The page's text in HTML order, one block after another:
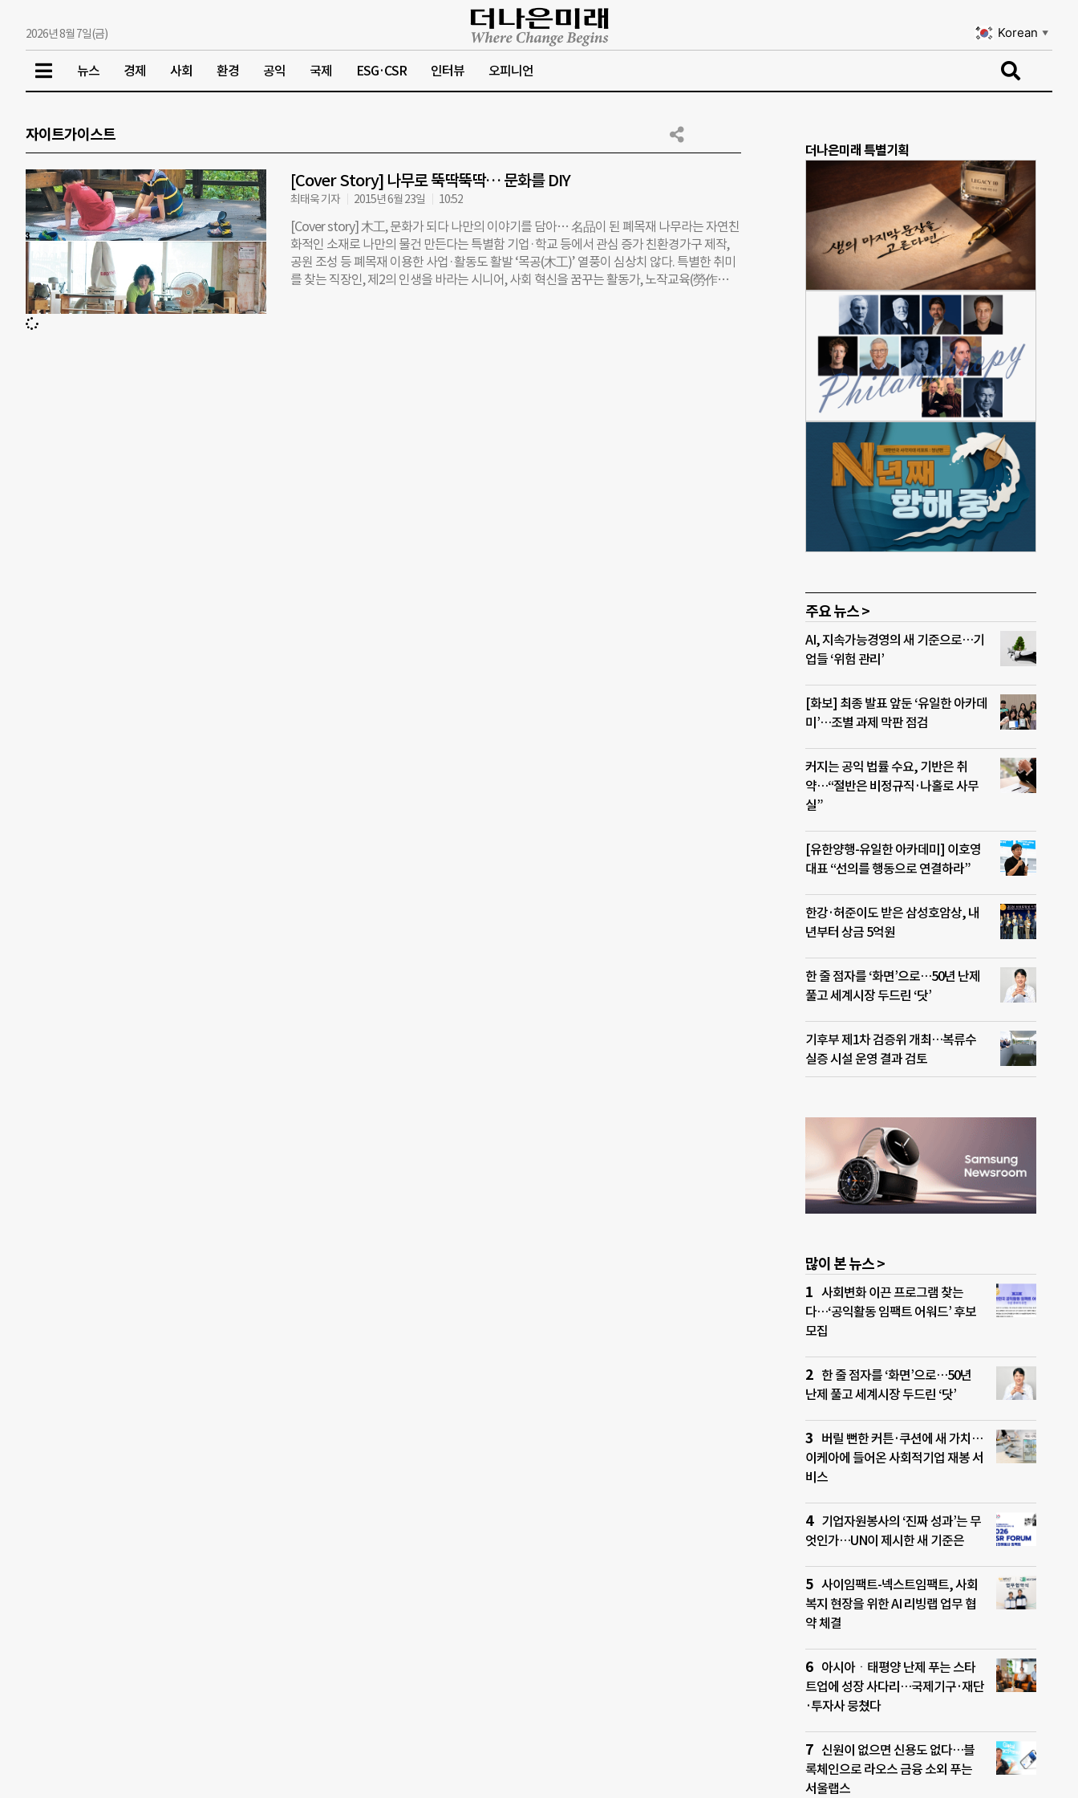
2026년 8월 7일(금) Korean ▼
뉴스 경제 사회 환경 공익 국제 ESG·CSR 인터뷰 오피니언
자이트가이스트
[Cover Story] 나무로 뚝딱뚝딱… 문화를 DIY
최태욱 기자 2015년 6월 23일 10:52
[Cover story] 木工, 문화가 되다 나만의 이야기를 담아… 名品이 된 폐목재 나무라는 자연친
화적인 소재로 나만의 물건 만든다는 특별함 기업·학교 등에서 관심 증가 친환경가구 제작,
공원 조성 등 폐목재 이용한 사업·활동도 활발 ‘목공(木工)’ 열풍이 심상치 않다. 특별한 취미
를 찾는 직장인, 제2의 인생을 바라는 시니어, 사회 혁신을 꿈꾸는 활동가, 노작교육(勞作敎
더나은미래 특별기획
주요 뉴스 >
AI, 지속가능경영의 새 기준으로…기
업들 ‘위험 관리’
[화보] 최종 발표 앞둔 ‘유일한 아카데
미’…조별 과제 막판 점검
커지는 공익 법률 수요, 기반은 취
약…“절반은 비정규직·나홀로 사무
실”
[유한양행-유일한 아카데미] 이호영
대표 “선의를 행동으로 연결하라”
한강·허준이도 받은 삼성호암상, 내
년부터 상금 5억원
한 줄 점자를 ‘화면’으로…50년 난제
풀고 세계시장 두드린 ‘닷’
기후부 제1차 검증위 개최…복류수
실증 시설 운영 결과 검토
많이 본 뉴스 >
사회변화 이끈 프로그램 찾는
다…‘공익활동 임팩트 어워드’ 후보
모집
한 줄 점자를 ‘화면’으로…50년
난제 풀고 세계시장 두드린 ‘닷’
버릴 뻔한 커튼·쿠션에 새 가치…
이케아에 들어온 사회적기업 재봉 서
비스
기업자원봉사의 ‘진짜 성과’는 무
엇인가…UN이 제시한 새 기준은
사이임팩트-넥스트임팩트, 사회
복지 현장을 위한 AI 리빙랩 업무 협
약 체결
아시아ㆍ태평양 난제 푸는 스타
트업에 성장 사다리…국제기구·재단
·투자사 뭉쳤다
신원이 없으면 신용도 없다…블
록체인으로 라오스 금융 소외 푸는
서울랩스